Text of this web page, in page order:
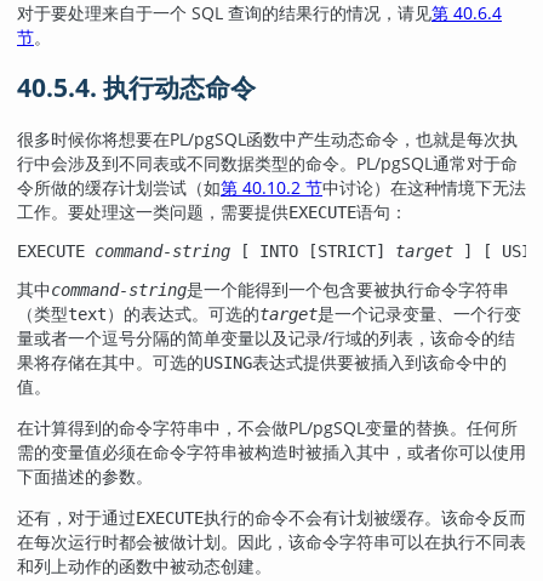
对于要处理来自于一个 SQL 查询的结果行的情况，请见第 40.6.4
节。
40.5.4. 执行动态命令
很多时候你将想要在PL/pgSQL函数中产生动态命令，也就是每次执
行中会涉及到不同表或不同数据类型的命令。 PL/pgSQL通常对于命
令所做的缓存计划尝试（如第 40.10.2 节中讨论）在这种情境下无法
工作。要处理这一类问题，需要提供EXECUTE语句：
EXECUTE command-string [ INTO [STRICT] target ] [
其中command-string是一个能得到一个包含要被执行命令字符串
（类型text）的表达式。可选的target是一个记录变量、一个行变
量或者一个逗号分隔的简单变量以及记录/行域的列表，该命令的结
果将存储在其中。可选的USING表达式提供要被插入到该命令中的
值。
在计算得到的命令字符串中，不会做PL/pgSQL变量的替换。任何所
需的变量值必须在命令字符串被构造时被插入其中，或者你可以使用
下面描述的参数。
还有，对于通过EXECUTE执行的命令不会有计划被缓存。该命令反而
在每次运行时都会被做计划。因此，该命令字符串可以在执行不同表
和列上动作的函数中被动态创建。